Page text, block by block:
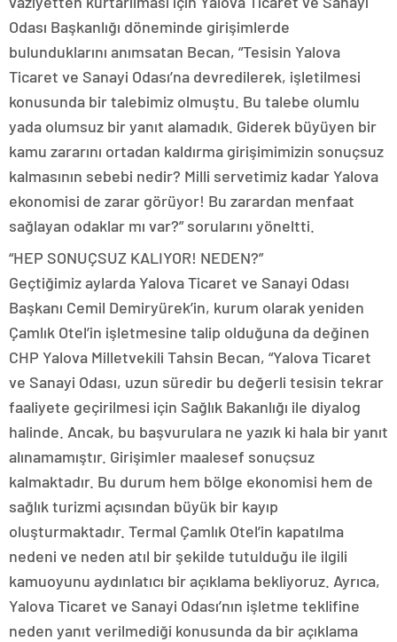
Odası Başkanlığı döneminde girişimlerde
bulunduklarını anımsatan Becan, “Tesisin Yalova
Ticaret ve Sanayi Odası’na devredilerek, işletilmesi
konusunda bir talebimiz olmuştu. Bu talebe olumlu
yada olumsuz bir yanıt alamadık. Giderek büyüyen bir
kamu zararını ortadan kaldırma girişimimizin sonuçsuz
kalmasının sebebi nedir? Milli servetimiz kadar Yalova
ekonomisi de zarar görüyor! Bu zarardan menfaat
sağlayan odaklar mı var?” sorularını yöneltti.
“HEP SONUÇSUZ KALIYOR! NEDEN?”
Geçtiğimiz aylarda Yalova Ticaret ve Sanayi Odası
Başkanı Cemil Demiryürek’in, kurum olarak yeniden
Çamlık Otel’in işletmesine talip olduğuna da değinen
CHP Yalova Milletvekili Tahsin Becan, “Yalova Ticaret
ve Sanayi Odası, uzun süredir bu değerli tesisin tekrar
faaliyete geçirilmesi için Sağlık Bakanlığı ile diyalog
halinde. Ancak, bu başvurulara ne yazık ki hala bir yanıt
alınamamıştır. Girişimler maalesef sonuçsuz
kalmaktadır. Bu durum hem bölge ekonomisi hem de
sağlık turizmi açısından büyük bir kayıp
oluşturmaktadır. Termal Çamlık Otel’in kapatılma
nedeni ve neden atıl bir şekilde tutulduğu ile ilgili
kamuoyunu aydınlatıcı bir açıklama bekliyoruz. Ayrıca,
Yalova Ticaret ve Sanayi Odası’nın işletme teklifine
neden yanıt verilmediği konusunda da bir açıklama